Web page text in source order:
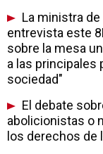
La ministra
entrevista este
sobre la mesa
a las principales
sociedad"
El debate
abolicionistas o
los derechos de